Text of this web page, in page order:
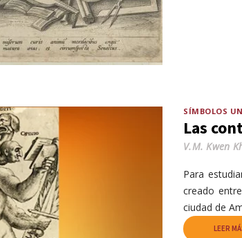
SÍMBOLOS
Las
V.M. Kwen
Para
creado
ciudad de
LEER